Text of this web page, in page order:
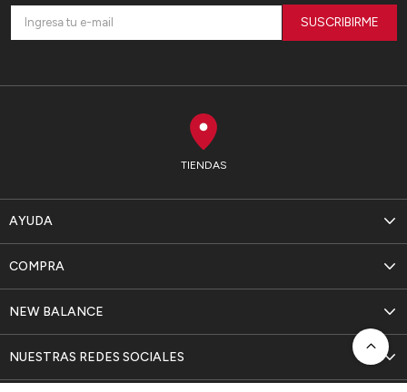
TIENDAS
AYUDA
NEW BALANCE
COMPRA
NUESTRAS REDES SOCIALES
SUSCRIBIRME